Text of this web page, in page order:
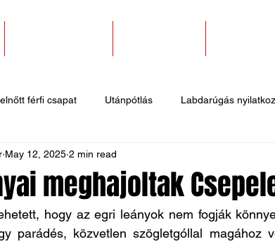
férfi csapat Utánpótlás Labdarúgás
hírek Sportlövő hírek
meghajoltak
May 12, 2025 2 min read
hogy az egri leányok nem fogják
parádés, közvetlen szögletgóllal magához